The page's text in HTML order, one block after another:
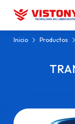
Inicio Productos